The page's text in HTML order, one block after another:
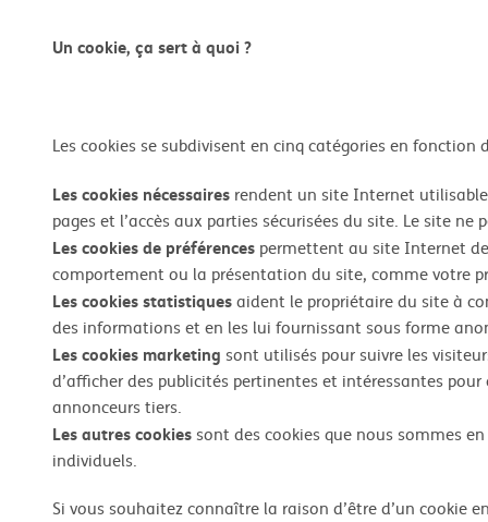
Un cookie, ça sert à quoi ?
Les cookies se subdivisent en cinq catégories en fonction
Les cookies nécessaires rendent un site Internet
pages et l’accès aux parties sécurisées du site. Le site
Les cookies de préférences permettent au site Internet
comportement ou la présentation du site, comme votre
Les cookies statistiquesaident le propriétaire du site à
des informations et en les lui fournissant sous forme
Les cookies marketing sont utilisés pour suivre les
d’afficher des publicités pertinentes et intéressantes
annonceurs tiers.
Les autres cookies sont des cookies que nous sommes
individuels.
Si vous souhaitez connaître la raison d’être d’un cookie